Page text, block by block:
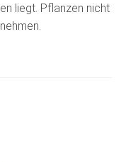
liegt. Pflanzen nicht